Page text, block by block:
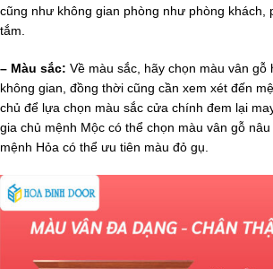
cũng như không gian phòng như phòng khách,
tắm.
– Màu sắc: Về màu sắc, hãy chọn màu vân gỗ
không gian, đồng thời cũng cần xem xét đến
chủ để lựa chọn màu sắc cửa chính đem lại
gia chủ mệnh Mộc có thể chọn màu vân gỗ
mệnh Hỏa có thể ưu tiên màu đỏ gụ.